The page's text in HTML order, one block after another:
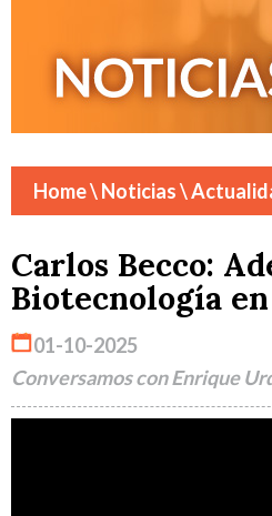
Home\ Noticias \
Carlos Becco:
Biotecnología
01-10-2025
Conversamos con Enrique